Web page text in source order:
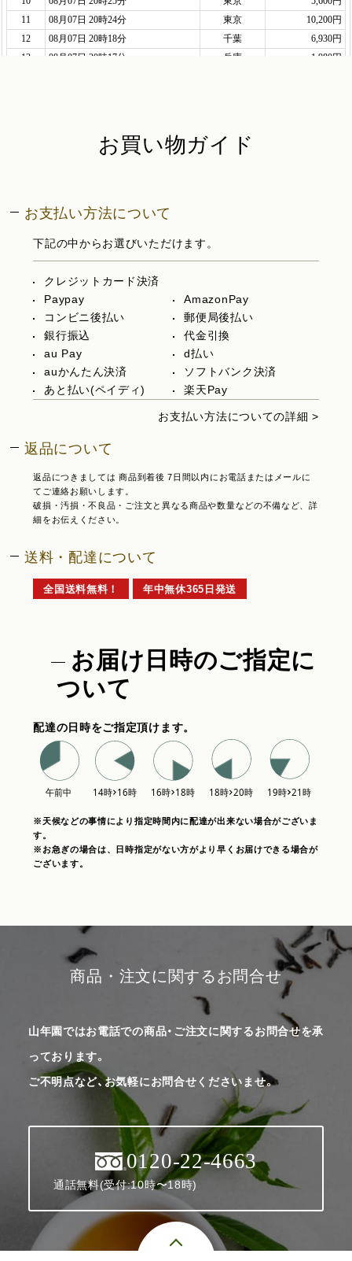
お買い物ガイド
お支払い方法について
下記の中からお選びいただけます。
クレジットカード決済
Paypay
AmazonPay
コンビニ後払い
郵便局後払い
銀行振込
代金引換
au Pay
d払い
auかんたん決済
ソフトバンク決済
あと払い(ペイディ)
楽天Pay
お支払い方法についての詳細 >
返品について
返品につきましては 商品到着後 7日間以内にお電話またはメールに
てご連絡お願いします。
破損・汚損・不良品・ご注文と異なる商品や数量などの不備など、詳
細をお伝えください。
送料・配達について
全国送料無料！ 年中無休365日発送
お届け日時のご指定に
ついて
配達の日時をご指定頂けます。
※天候などの事情により指定時間内に配達が出来ない場合がございま
す。
※お急ぎの場合は、日時指定がない方がより早くお届けできる場合が
ございます。
商品・注文に関するお問合せ
山年園ではお電話での商品・ご注文に関するお問合せを承
っております。
ご不明点など、お気軽にお問合せくださいませ。
0120-22-4663
通話無料(受付:10時〜18時)